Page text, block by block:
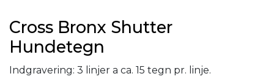
Cross Bronx Shutter
Hundetegn
Indgravering: 3 linjer a ca. 15 tegn pr. linje.